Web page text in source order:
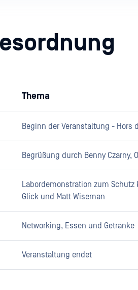
Thema
Beginn der Veranstaltung - Hors
Begrüßung durch Benny Czarny,
Labordemonstration zum
Glick und Matt Wiseman
Networking, Essen und Getränke
Veranstaltung endet